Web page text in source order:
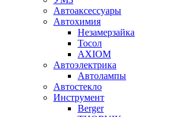
Автоаксессуары
Автохимия
Незамерзайка
Тосол
AXIOM
Автоэлектрика
Автолампы
Автостекло
Инструмент
Berger